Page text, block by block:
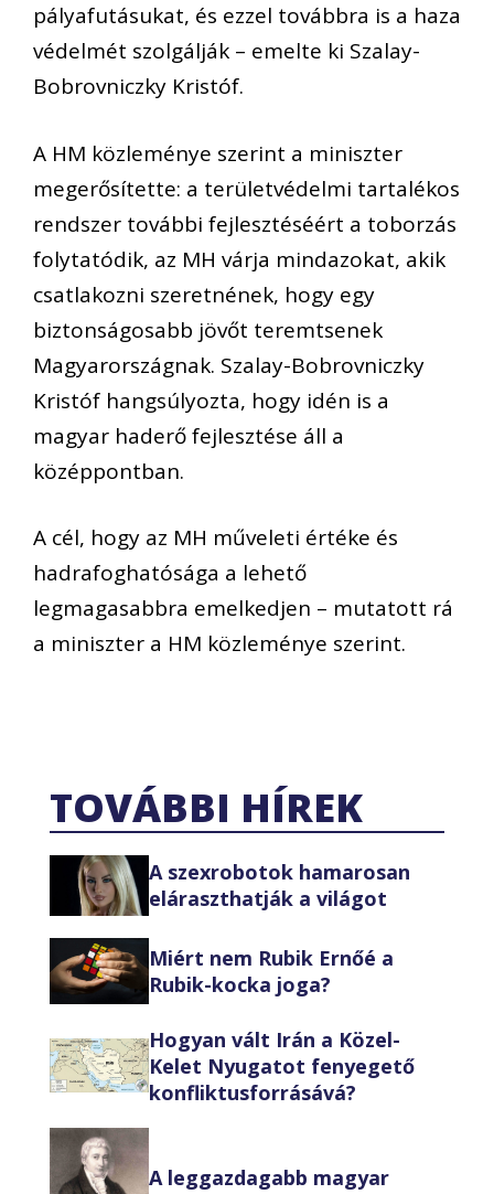
pályafutásukat, és ezzel továbbra is a haza
védelmét szolgálják – emelte ki Szalay-
Bobrovniczky Kristóf.
A HM közleménye szerint a miniszter
megerősítette: a területvédelmi tartalékos
rendszer további fejlesztéséért a toborzás
folytatódik, az MH várja mindazokat, akik
csatlakozni szeretnének, hogy egy
biztonságosabb jövőt teremtsenek
Magyarországnak. Szalay-Bobrovniczky
Kristóf hangsúlyozta, hogy idén is a
magyar haderő fejlesztése áll a
középpontban.
A cél, hogy az MH műveleti értéke és
hadrafoghatósága a lehető
legmagasabbra emelkedjen – mutatott rá
a miniszter a HM közleménye szerint.
TOVÁBBI HÍREK
A szexrobotok hamarosan
eláraszthatják a világot
Miért nem Rubik Ernőé a
Rubik-kocka joga?
Hogyan vált Irán a Közel-
Kelet Nyugatot fenyegető
konfliktusforrásává?
A leggazdagabb magyar